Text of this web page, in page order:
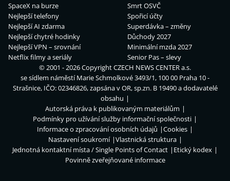
SpaceX na burze
Nejlepší telefony
Nejlepší AI zdarma
Nejlepší chytré hodinky
Nejlepší VPN – srovnání
Netflix filmy a seriály
Smrt OSVČ
Spořicí účty
Superdávka – změny
Důchody 2027
Minimální mzda 2027
Senior Pas – slevy
© 2001 - 2026 CopyrightCZECH NEWS CENTER a.s.
se sídlem náměstí Marie Schmolkové 3493/1, 100 00 Praha 10 -
Strašnice, IČO: 02346826, zapsána v OR, sp.zn. B 19490 a dodavatelé
obsahu
Autorská práva k publikovaným materiálům
Podmínky pro užívání služby informační společnosti
Informace o zpracování osobních údajů
Cookies
Nastavení soukromí
Vlastnická struktura
Jednotná kontaktní místa / Single Points of Contact
Etický kodex
Povinně zveřejňované informace